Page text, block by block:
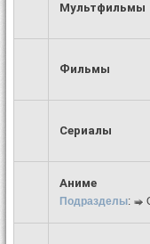
Мультфильмы
Фильмы
Сериалы
Аниме
Подразделы: